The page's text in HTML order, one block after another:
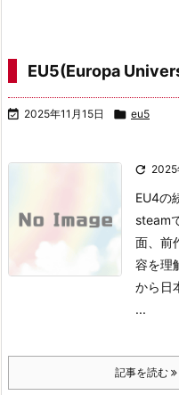
EU5(Europa
 2025年11月15日  eu5
 2025
EU4の
steam
面、前
容を理
から日
...
記事を読む